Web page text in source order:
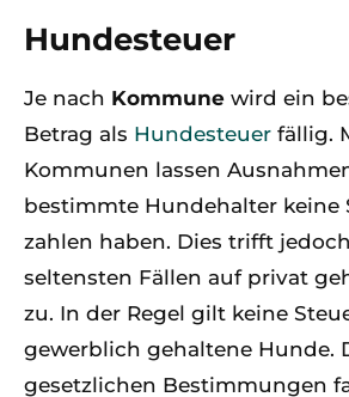
Hundesteuer
Je nach Kommune wird ein
Betrag als Hundesteuer fällig.
Kommunen lassen
bestimmte Hundehalter keine
zahlen haben. Dies trifft
seltensten Fällen auf privat
zu. In der Regel gilt keine
gewerblich gehaltene Hunde.
gesetzlichen Bestimmungen